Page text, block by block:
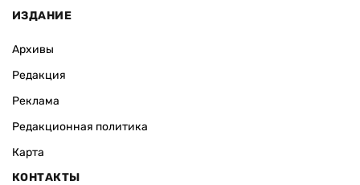
ИЗДАНИЕ
Архивы
Редакция
Реклама
Редакционная политика
Карта
КОНТАКТЫ